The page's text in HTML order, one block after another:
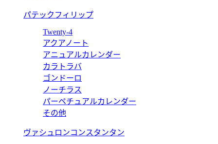
パテックフィリップ
Twenty-4
アクアノート
アニュアルカレンダー
カラトラバ
ゴンドーロ
ノーチラス
パーペチュアルカレンダー
その他
ヴァシュロンコンスタンタン